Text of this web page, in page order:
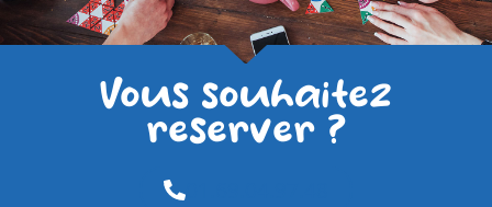
Vous souhaitez
reserver ?
01.69.04.97.48